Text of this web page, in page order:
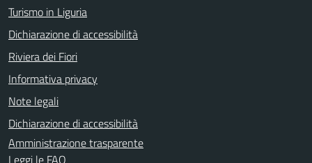
Turismo in Liguria
Dichiarazione di accessibilità
Riviera dei Fiori
Informativa privacy
Note legali
Dichiarazione di accessibilità
Amministrazione trasparente
Leggi le FAQ